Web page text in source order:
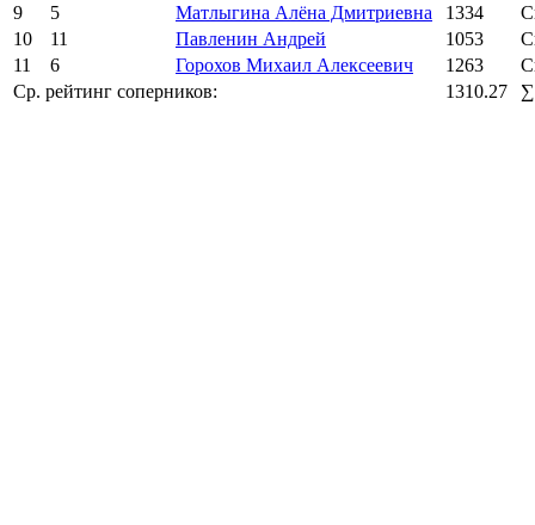
9
5 Матлыгина Алёна Дмитриевна 1334
10
11 Павленин Андрей 1053
11
6 Горохов Михаил Алексеевич 1263
Ср. рейтинг соперников:
1310.27 ∑